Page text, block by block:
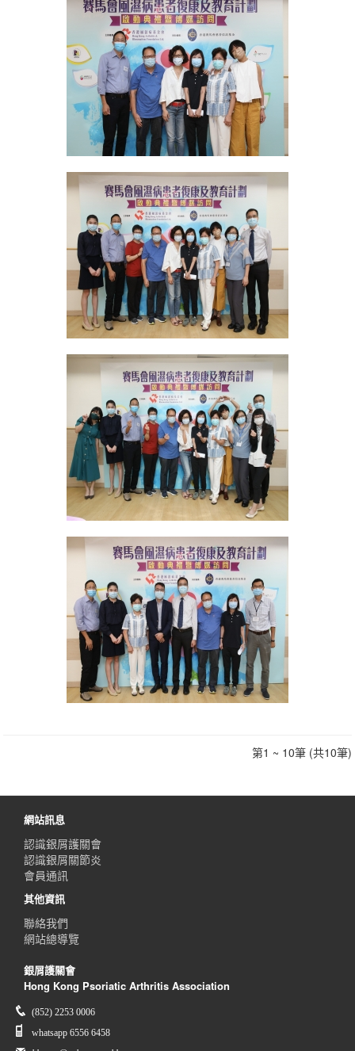
第1 ~ 10筆 (共10筆)
網站訊息
認識銀屑護關會
認識銀屑關節炎
會員通訊
其他資訊
聯絡我們
網站總導覽
銀屑護關會
Hong Kong Psoriatic Arthritis Association
(852) 2253 0006
whatsapp 6556 6458